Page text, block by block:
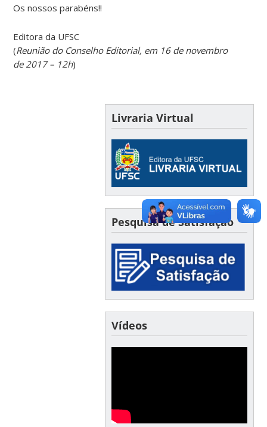
Os nossos parabéns!!
Editora da UFSC
(Reunião do Conselho Editorial, em 16 de novembro
de 2017 – 12h)
Livraria Virtual
Pesquisa de Satisfação
Vídeos